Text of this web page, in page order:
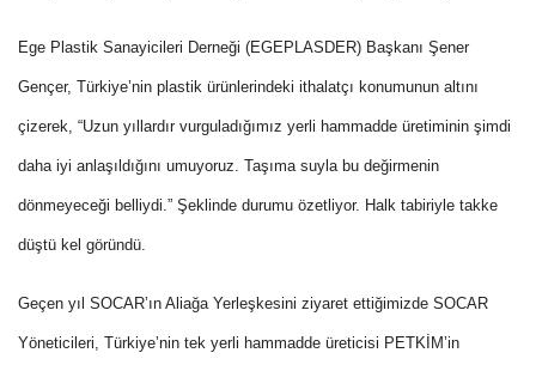
Ege Plastik Sanayicileri Derneği (EGEPLASDER) Başkanı Şener
Gençer, Türkiye’nin plastik ürünlerindeki ithalatçı konumunun altını
çizerek, “Uzun yıllardır vurguladığımız yerli hammadde üretiminin şimdi
daha iyi anlaşıldığını umuyoruz. Taşıma suyla bu değirmenin
dönmeyeceği belliydi.” Şeklinde durumu özetliyor. Halk tabiriyle takke
düştü kel göründü.
Geçen yıl SOCAR’ın Aliağa Yerleşkesini ziyaret ettiğimizde SOCAR
Yöneticileri, Türkiye’nin tek yerli hammadde üreticisi PETKİM’in